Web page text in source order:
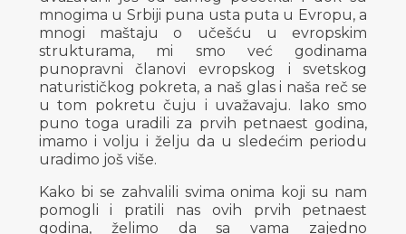
mnogima u Srbiji puna usta puta u Evropu, a
mnogi maštaju o učešću u evropskim
strukturama, mi smo već godinama
punopravni članovi evropskog i svetskog
naturističkog pokreta, a naš glas i naša reč se
u tom pokretu čuju i uvažavaju. Iako smo
puno toga uradili za prvih petnaest godina,
imamo i volju i želju da u sledećim periodu
uradimo još više.
Kako bi se zahvalili svima onima koji su nam
pomogli i pratili nas ovih prvih petnaest
godina, želimo da sa vama zajedno